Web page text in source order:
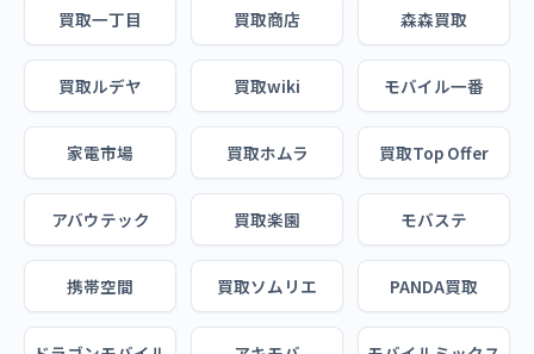
買取一丁目 買取商店 森森買取
買取ルデヤ 買取wiki モバイル一番
家電市場 買取ホムラ 買取Top Offer
アバウテック 買取楽園 モバステ
携帯空間 買取ソムリエ PANDA買取